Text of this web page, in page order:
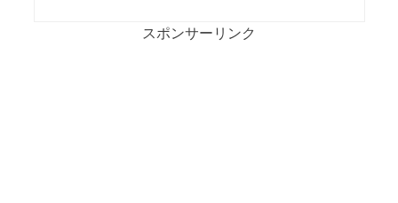
スポンサーリンク